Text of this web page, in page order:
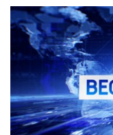
6 августа, 09:30
Вести Калмыкия.